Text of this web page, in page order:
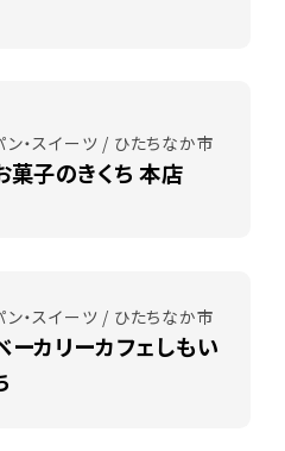
ン・スイーツ / ひたちなか市
菓子のきくち 本店
ン・スイーツ / ひたちなか市
ーカリーカフェしもい